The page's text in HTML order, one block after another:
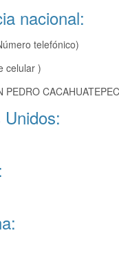
nacional:
telefónico)
celular )